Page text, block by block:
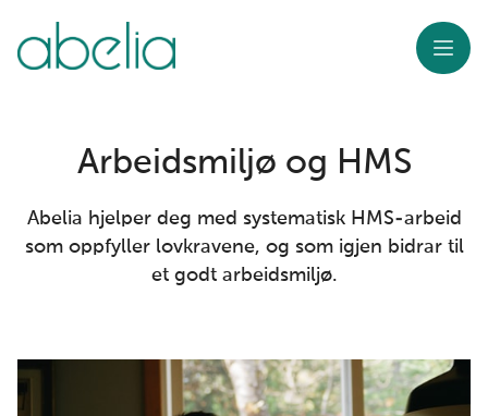
Meny
Arbeidsmiljø og HMS
Abelia hjelper deg med systematisk HMS-arbeid
som oppfyller lovkravene, og som igjen bidrar til
et godt arbeidsmiljø.